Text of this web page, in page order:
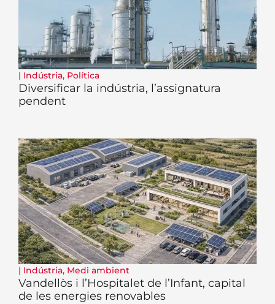
| Indústria, Política
Diversificar la indústria, l’assignatura
pendent
| Indústria, Medi ambient
Vandellòs i l’Hospitalet de l’Infant, capital
de les energies renovables